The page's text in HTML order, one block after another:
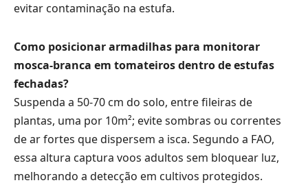
evitar contaminação na estufa.
Como posicionar armadilhas para monitorar
mosca-branca em tomateiros dentro de estufas
fechadas?
Suspenda a 50-70 cm do solo, entre fileiras de
plantas, uma por 10m²; evite sombras ou correntes
de ar fortes que dispersem a isca. Segundo a FAO,
essa altura captura voos adultos sem bloquear luz,
melhorando a detecção em cultivos protegidos.